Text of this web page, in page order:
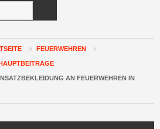
» FEUERWEHREN »
AN FEUERWEHREN IN